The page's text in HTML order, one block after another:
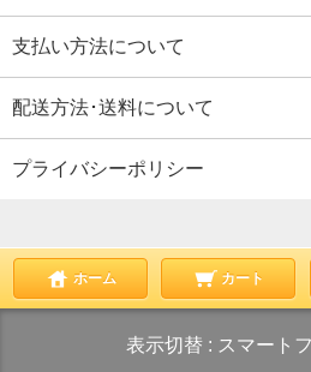
支払い方法について
配送方法･送料について
プライバシーポリシー
ホーム カート
表示切替 : スマート